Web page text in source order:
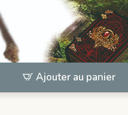
Ajouter au panier